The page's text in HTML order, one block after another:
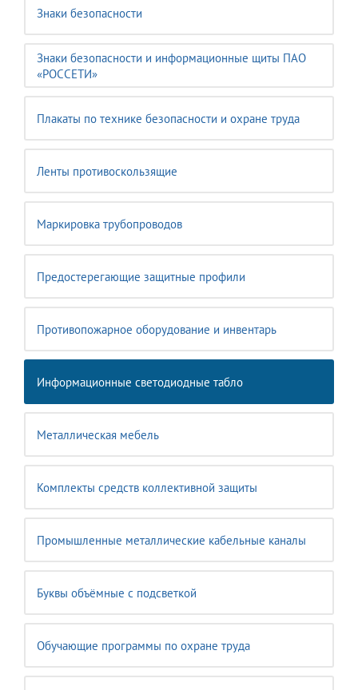
Знаки безопасности
Знаки безопасности и информационные щиты ПАО
«РОССЕТИ»
Плакаты по технике безопасности и охране труда
Ленты противоскользящие
Маркировка трубопроводов
Предостерегающие защитные профили
Противопожарное оборудование и инвентарь
Информационные светодиодные табло
Металлическая мебель
Комплекты средств коллективной защиты
Промышленные металлические кабельные каналы
Буквы объёмные с подсветкой
Обучающие программы по охране труда